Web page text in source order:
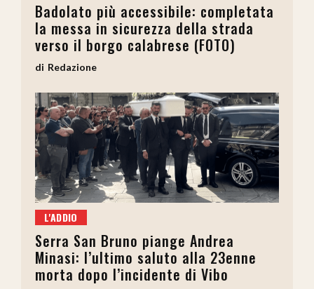
Badolato più accessibile: completata
la messa in sicurezza della strada
verso il borgo calabrese (FOTO)
Redazione
L'ADDIO
Serra San Bruno piange Andrea
Minasi: l’ultimo saluto alla 23enne
morta dopo l’incidente di Vibo